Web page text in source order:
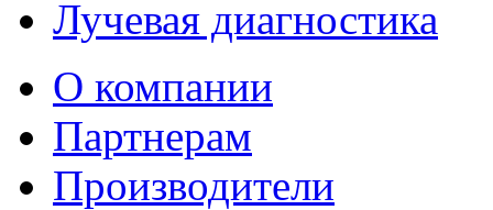
Лучевая диагностика
О компании
Партнерам
Производители